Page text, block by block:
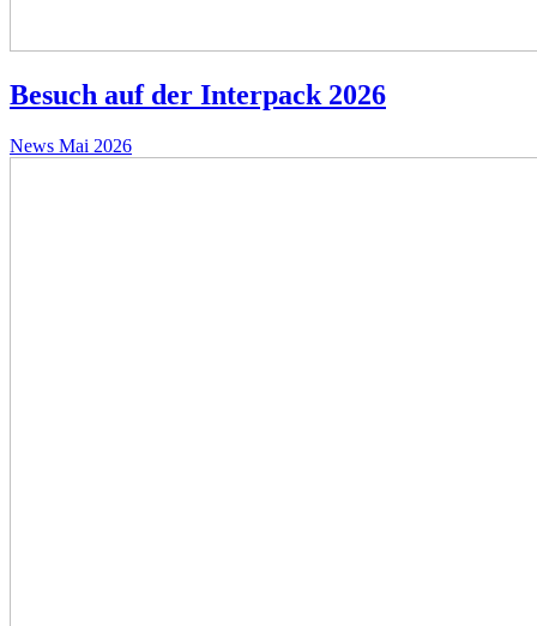
Besuch auf der Interpack 2026
News Mai 2026